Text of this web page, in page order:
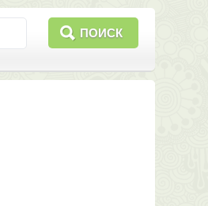
ПОИСК